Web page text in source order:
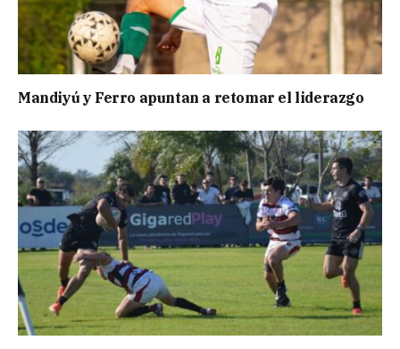
Mandiyú y Ferro apuntan a retomar el liderazgo